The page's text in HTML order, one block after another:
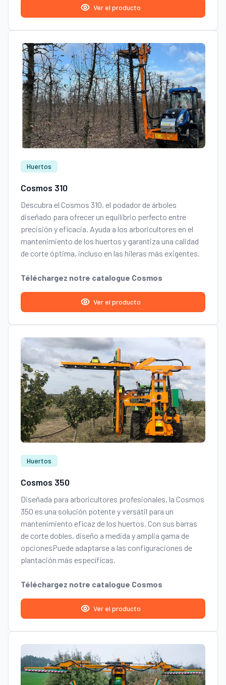
Ver el producto
Huertos
Cosmos 310
Descubra el Cosmos 310, el podador de árboles
diseñado para ofrecer un equilibrio perfecto entre
precisión y eficacia. Ayuda a los arboricultores en el
mantenimiento de los huertos y garantiza una calidad
de corte óptima, incluso en las hileras más exigentes.
Téléchargez notre catalogue Cosmos
Ver el producto
Huertos
Cosmos 350
Diseñada para arboricultores profesionales, la Cosmos
350 es una solución potente y versátil para un
mantenimiento eficaz de los huertos. Con sus barras
de corte dobles, diseño a medida y amplia gama de
opcionesPuede adaptarse a las configuraciones de
plantación más específicas.
Téléchargez notre catalogue Cosmos
Ver el producto